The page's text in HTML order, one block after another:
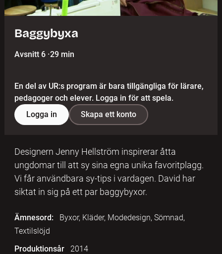
Baggybyxa
Avsnitt 6 ·29 min
En del av UR:s program är bara tillgängliga för lärare,
pedagoger och elever. Logga in för att spela.
Logga in
Skapa ett konto
Designern Jenny Hellström inspirerar åtta
ungdomar till att sy sina egna unika favoritplagg.
Vi får användbara sy-tips i vardagen. David har
siktat in sig på ett par baggybyxor.
Ämnesord:
Byxor, Kläder, Modedesign, Sömnad,
Textilslöjd
Produktionsår
2014